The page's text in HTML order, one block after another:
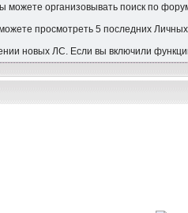
можете организовывать поиск по
просмотреть 5 последних
новых ЛС. Если вы включили